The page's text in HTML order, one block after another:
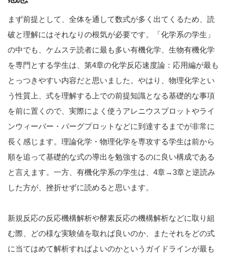
まず前提として、全体を通して数式が多く出てくるため、読
破と理解にはそれなりの根気が必要です。「化学系の学生」
の中でも、ケムステ読者に最も多い有機化学、生物有機化学
を専門とする学生は、第4章の化学反応速度論：応用編が最も
とっつきやすい内容だと思いました。やはり、物理化学とい
う性質上、式を理解する上での前提知識となる基礎的な事項
を前に置くので、実際によく使うアレニウスプロットやライ
ンウィーバー・バーグプロットなどに到達するまでが非常に
長く感じます。理論化学・物理化学を専攻する学生は前から
順を追って基礎的な式の導出を勉強するのに良い構成である
と言えます。一方、有機化学系の学生は、4章→3章と逆読み
した方が、挫折せずに読めると思います。
新規反応の反応機構解析や酵素反応の機構解析などに取り組
む際、どの様な実験値を取れば良いのか、またそれをどの式
に当てはめて解析すればよいのかというガイドラインが最も